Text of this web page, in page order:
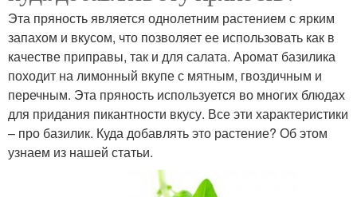
Эта пряность является однолетним растением с ярким
запахом и вкусом, что позволяет ее использовать как в
качестве приправы, так и для салата. Аромат базилика
походит на лимонный вкупе с мятным, гвоздичным и
перечным. Эта пряность используется во многих блюдах
для придания пикантности вкусу. Все эти характеристики
– про базилик. Куда добавлять это растение? Об этом
узнаем из нашей статьи.